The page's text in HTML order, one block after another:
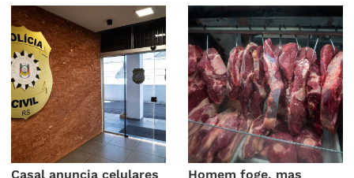
Casal anuncia celulares
Homem foge, mas